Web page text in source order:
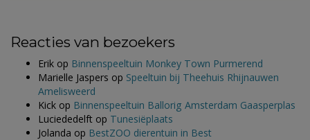
Reacties van bezoekers
Erik op Binnenspeeltuin Monkey Town Purmerend
Marielle Jaspers op Speeltuin bij Theehuis Rhijnauwen
Amelisweerd
Kick op Binnenspeeltuin Ballorig Amsterdam Gaasperplas
Luciededelft op Tunesiëplaats
Jolanda op BestZOO dierentuin in Best